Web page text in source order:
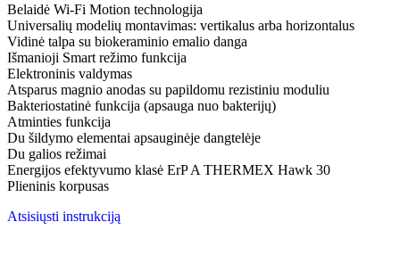
Belaidė Wi-Fi Motion technologija
Universalių modelių montavimas: vertikalus arba horizontalus
Vidinė talpa su biokeraminio emalio danga
Išmanioji Smart režimo funkcija
Elektroninis valdymas
Atsparus magnio anodas su papildomu rezistiniu moduliu
Bakteriostatinė funkcija (apsauga nuo bakterijų)
Atminties funkcija
Du šildymo elementai apsauginėje dangtelėje
Du galios režimai
Energijos efektyvumo klasė ErP A THERMEX Hawk 30
Plieninis korpusas
Atsisiųsti instrukciją